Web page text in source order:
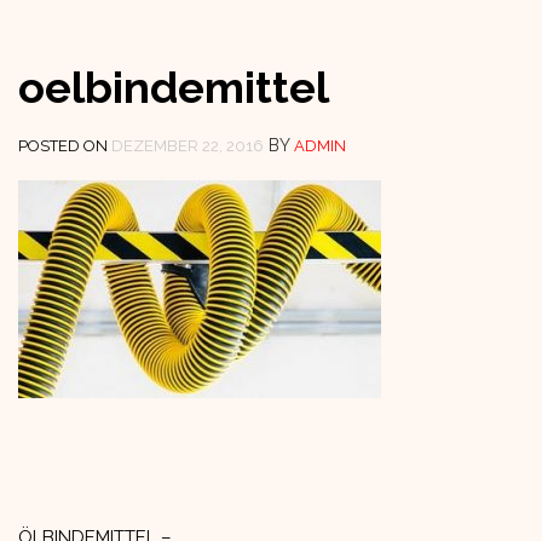
oelbindemittel
POSTED ON DEZEMBER 22, 2016 BY ADMIN